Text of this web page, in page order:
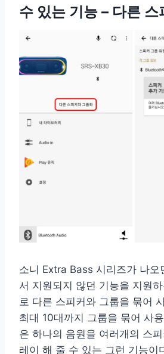
수 있는 기능 – 다른
소니 Extra Bass 시리즈가 나오
서 지원되지 않던 기능을 지원
로 다른 스피커와 그룹을 묶어
최대 10대까지 그룹을 묶어 사
은 하나의 음원을 여러개의 스
레이 해 줄 수 있는 그런 기능이